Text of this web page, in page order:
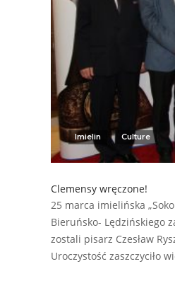
Imielin Culture
Clemensy wręczone!
25 marca imielińska
Bieruńsko- Lędzińskiego
zostali pisarz Czesław
Uroczystość zaszczyciło